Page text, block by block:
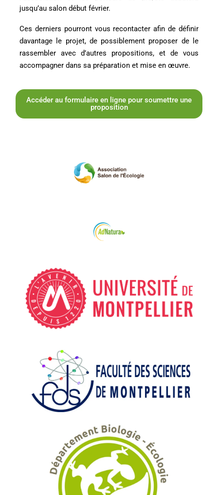
jusqu’au salon début février.
Ces derniers pourront vous recontacter afin de définir
davantage le projet, de possiblement proposer de le
rassembler avec d’autres propositions, et de vous
accompagner dans sa préparation et mise en œuvre.
Accéder au formulaire en ligne pour soumettre une
proposition